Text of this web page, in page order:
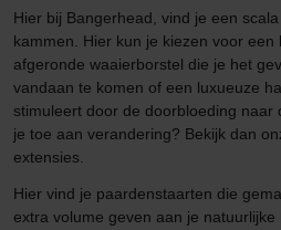
Hier bij Bangerhead, vind je een
kammen. Hier kun je kiezen voor
afgeronde waaierborstel die je het
vandaan te komen of een luxueuze
stimuleert door de doorbloeding naar
je toe aan verandering? Bekijk dan
extensies.
Hier vind je paardenstaarten die
extra volume geven aan je